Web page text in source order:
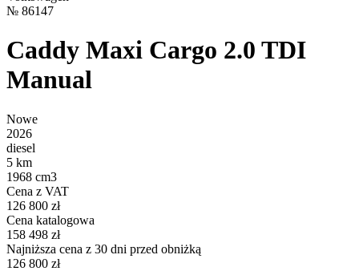
№ 86147
Caddy Maxi Cargo 2.0 TDI
Manual
Nowe
2026
diesel
5 km
1968 cm3
Cena z VAT
126 800 zł
Cena katalogowa
158 498 zł
Najniższa cena z 30 dni przed obniżką
126 800 zł